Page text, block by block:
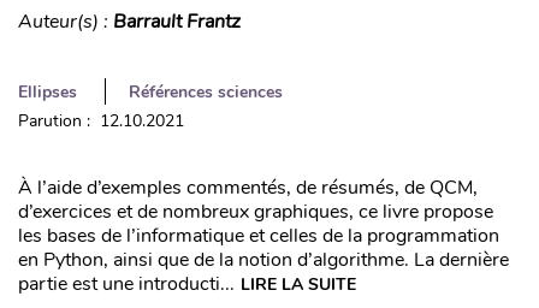
Auteur(s) : Barrault Frantz
Ellipses
Références sciences
Parution : 12.10.2021
À l’aide d’exemples commentés, de résumés, de QCM,
d’exercices et de nombreux graphiques, ce livre propose
les bases de l’informatique et celles de la programmation
en Python, ainsi que de la notion d’algorithme. La dernière
partie est une introducti... LIRE LA SUITE